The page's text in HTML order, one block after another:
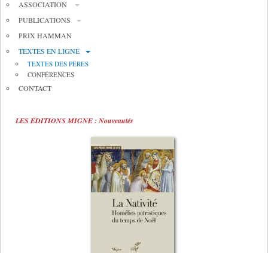
ASSOCIATION
PUBLICATIONS
PRIX HAMMAN
TEXTES EN LIGNE
TEXTES DES PÈRES
CONFÉRENCES
CONTACT
LES ÉDITIONS MIGNE : Nouveautés